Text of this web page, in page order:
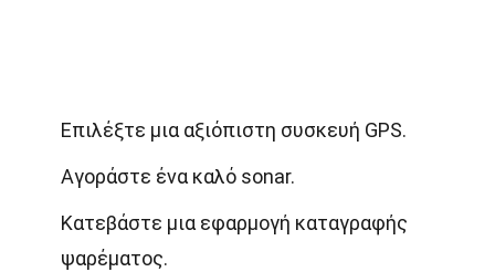
Επιλέξτε μια αξιόπιστη συσκευή GPS.
Αγοράστε ένα καλό sonar.
Κατεβάστε μια εφαρμογή καταγραφής
ψαρέματος.